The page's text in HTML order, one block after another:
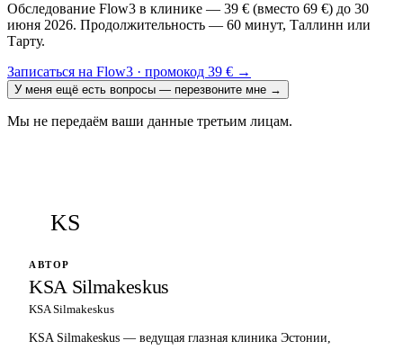
Обследование Flow3 в клинике — 39 € (вместо 69 €) до 30
июня 2026. Продолжительность — 60 минут, Таллинн или
Тарту.
Записаться на Flow3 · промокод 39 € →
У меня ещё есть вопросы — перезвоните мне →
Мы не передаём ваши данные третьим лицам.
KS
АВТОР
KSA Silmakeskus
KSA Silmakeskus
KSA Silmakeskus — ведущая глазная клиника Эстонии,